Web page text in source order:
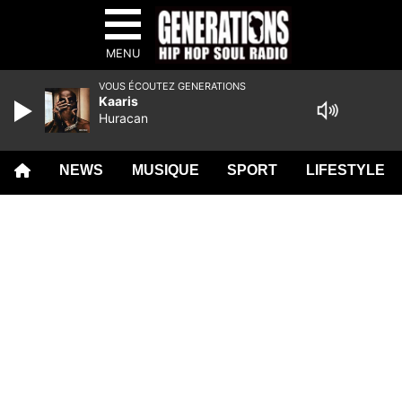
MENU
NEWS MUSIQUE SPORT LIFESTYLE
VOUS ÉCOUTEZ GENERATIONS
Kaaris
Huracan